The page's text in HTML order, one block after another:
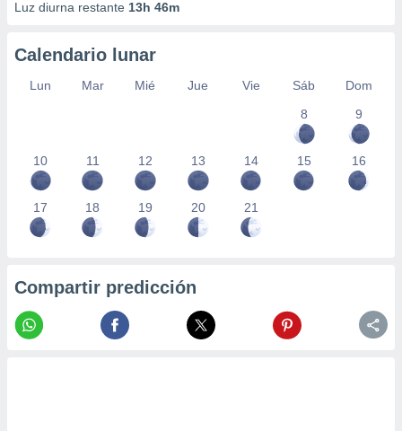
Luz diurna restante 13h 46m
Calendario lunar
Lun Mar Mié Jue Vie Sáb
Dom
8
9
10 11 12 13 14 15 16
17 18 19 20 21
Compartir predicción